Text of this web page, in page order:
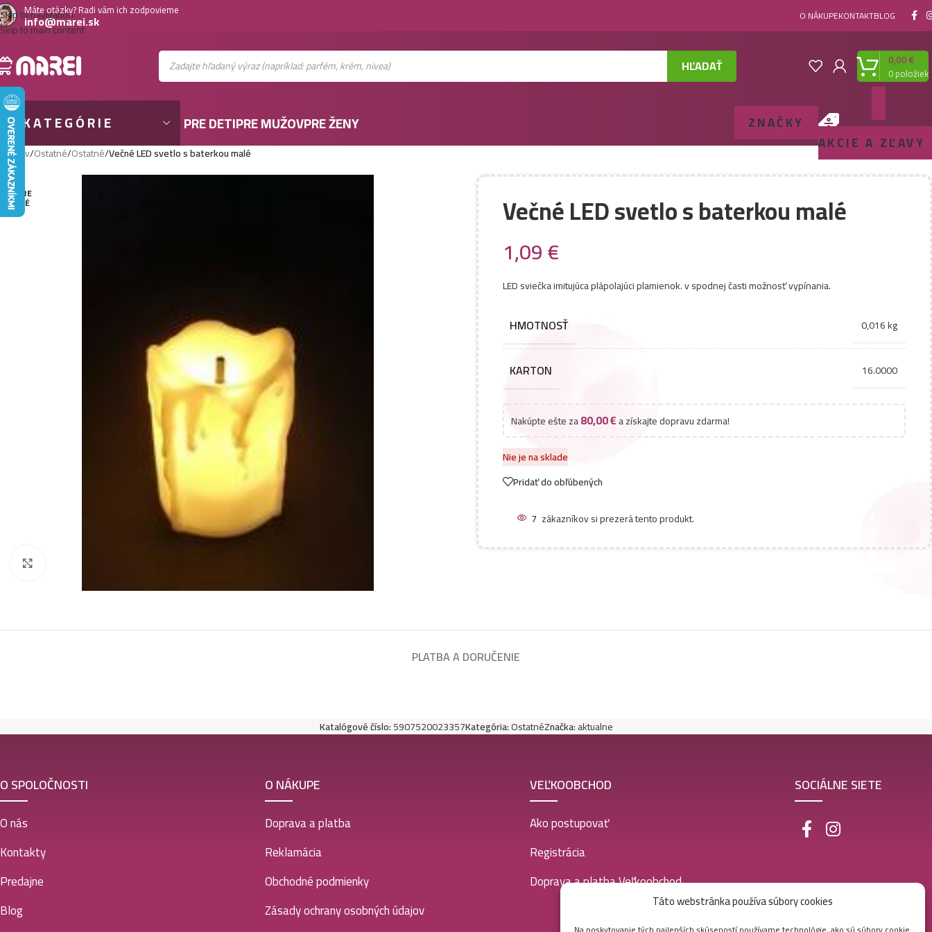
Táto webstránka používa súbory cookies
Skip to navigation
Skip to main content
Máte otázky? Radi vám ich zodpovieme
info@marei.sk O NÁKUPEKONTAKTBLOG
HĽADAŤ 0položiek
0,00€
KATEGÓRIE PRE DETIPRE MUŽOVPRE ŽENY
ZNAČKY
AKCIE A ZĽAVY
Domov/Ostatné/Ostatné/Večné LED svetlo s baterkou malé
VYPRE
DANÉ Večné LED svetlo s baterkou malé
1,09€
LED sviečka imitujúca plápolajúci plamienok. v spodnej časti možnosť vypínania.
HMOTNOSŤ 0,016 kg
KARTON 16.0000
Nakúpte ešte za80,00€a získajte dopravu zdarma!
Nie je na sklade
Pridať do obľúbených
7 zákazníkov si prezerá tento produkt.
PLATBA A DORUČENIE
Katalógové číslo:5907520023357Kategória:OstatnéZnačka:aktualne
O SPOLOČNOSTI
O nás
Kontakty
Predajne
Blog
O NÁKUPE
Doprava a platba
Reklamácia
Obchodné podmienky
Zásady ochrany osobných údajov
VEĽKOOBCHOD
Ako postupovať
Registrácia
Doprava a platba Veľkoobchod
SOCIÁLNE SIETE